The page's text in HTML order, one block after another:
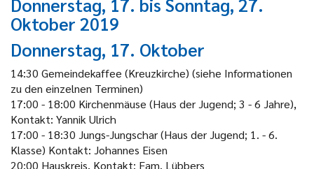
Oktober 2019
Donnerstag, 17. Oktober
14:30 Gemeindekaffee (Kreuzkirche) (siehe Informationen
zu den einzelnen Terminen)
17:00 - 18:00 Kirchenmäuse (Haus der Jugend; 3 - 6 Jahre),
Kontakt: Yannik Ulrich
17:00 - 18:30 Jungs-Jungschar (Haus der Jugend; 1. - 6.
Klasse) Kontakt: Johannes Eisen
20:00 Hauskreis, Kontakt: Fam. Lübbers